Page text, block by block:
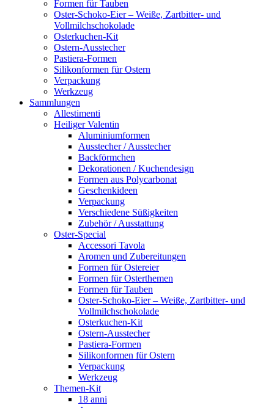
Formen für Tauben
Oster-Schoko-Eier – Weiße, Zartbitter- und
Vollmilchschokolade
Osterkuchen-Kit
Ostern-Ausstecher
Pastiera-Formen
Silikonformen für Ostern
Verpackung
Werkzeug
Sammlungen
Allestimenti
Heiliger Valentin
Aluminiumformen
Ausstecher / Ausstecher
Backförmchen
Dekorationen / Kuchendesign
Formen aus Polycarbonat
Geschenkideen
Verpackung
Verschiedene Süßigkeiten
Zubehör / Ausstattung
Oster-Special
Accessori Tavola
Aromen und Zubereitungen
Formen für Ostereier
Formen für Osterthemen
Formen für Tauben
Oster-Schoko-Eier – Weiße, Zartbitter- und
Vollmilchschokolade
Osterkuchen-Kit
Ostern-Ausstecher
Pastiera-Formen
Silikonformen für Ostern
Verpackung
Werkzeug
Themen-Kit
18 anni